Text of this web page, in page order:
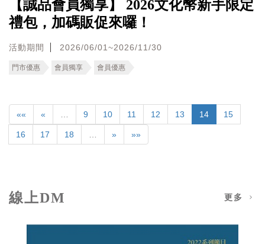
【誠品會員獨享】 2026文化幣新手限定
禮包，加碼販促來囉！
活動期間 2026/06/01~2026/11/30
門市優惠 會員獨享 會員優惠
«« « 9 10 11 12 13 14 15
16 17 18 » »»
線上DM 更多